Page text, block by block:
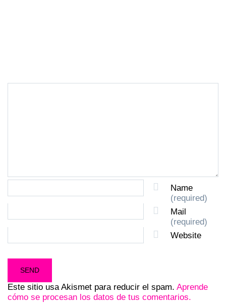
Name
(required)
Mail
(required)
Website
Este sitio usa Akismet para reducir el spam. Aprende
cómo se procesan los datos de tus comentarios.